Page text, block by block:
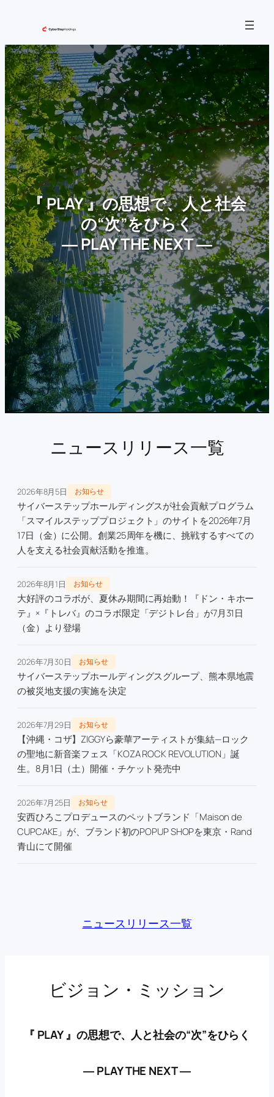
を
ス
キ
ッ
プ
『 PLAY 』の思想で、人と社会
の“次”をひらく
― PLAY THE NEXT ―
ニュースリリース一覧
2026年8月5日 お知らせ
サイバーステップホールディングスが社会貢献プログラム
「スマイルステッププロジェクト」のサイトを2026年7月
17日（金）に公開。創業25周年を機に、挑戦するすべての
人を支える社会貢献活動を推進。
2026年8月1日 お知らせ
大好評のコラボが、夏休み期間に再始動！『ドン・キホー
テ』×『トレバ』のコラボ限定「デジトレ台」が7月31日
（金）より登場
2026年7月30日 お知らせ
サイバーステップホールディングスグループ、熊本県地震
の被災地支援の実施を決定
2026年7月29日 お知らせ
【沖縄・コザ】ZIGGYら豪華アーティストが集結—ロック
の聖地に新音楽フェス「KOZA ROCK REVOLUTION」誕
生。8月1日（土）開催・チケット発売中
2026年7月25日 お知らせ
安西ひろこプロデュースのペットブランド「Maison de
CUPCAKE」が、ブランド初のPOPUP SHOPを東京・Rand
青山にて開催
ニュースリリース一覧
ビジョン・ミッション
『 PLAY 』の思想で、人と社会の“次”をひらく
― PLAY THE NEXT ―